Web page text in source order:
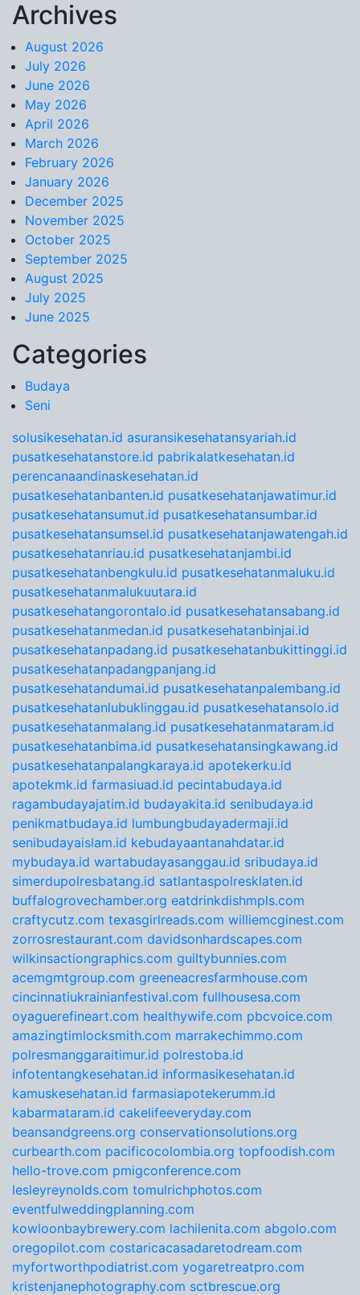
Skip to content
Archives
August 2026
July 2026
June 2026
May 2026
April 2026
March 2026
February 2026
January 2026
December 2025
November 2025
October 2025
September 2025
August 2025
July 2025
June 2025
Categories
Budaya
Seni
solusikesehatan.id asuransikesehatansyariah.id
pusatkesehatanstore.id pabrikalatkesehatan.id
perencanaandinaskesehatan.id
pusatkesehatanbanten.id pusatkesehatanjawatimur.id
pusatkesehatansumut.id pusatkesehatansumbar.id
pusatkesehatansumsel.id pusatkesehatanjawatengah.id
pusatkesehatanriau.id pusatkesehatanjambi.id
pusatkesehatanbengkulu.id pusatkesehatanmaluku.id
pusatkesehatanmalukuutara.id
pusatkesehatangorontalo.id pusatkesehatansabang.id
pusatkesehatanmedan.id pusatkesehatanbinjai.id
pusatkesehatanpadang.id pusatkesehatanbukittinggi.id
pusatkesehatanpadangpanjang.id
pusatkesehatandumai.id pusatkesehatanpalembang.id
pusatkesehatanlubuklinggau.id pusatkesehatansolo.id
pusatkesehatanmalang.id pusatkesehatanmataram.id
pusatkesehatanbima.id pusatkesehatansingkawang.id
pusatkesehatanpalangkaraya.id apotekerku.id
apotekmk.id farmasiuad.id pecintabudaya.id
ragambudayajatim.id budayakita.id senibudaya.id
penikmatbudaya.id lumbungbudayadermaji.id
senibudayaislam.id kebudayaantanahdatar.id
mybudaya.id wartabudayasanggau.id sribudaya.id
simerdupolresbatang.id satlantaspolresklaten.id
buffalogrovechamber.org eatdrinkdishmpls.com
craftycutz.com texasgirlreads.com williemcginest.com
zorrosrestaurant.com davidsonhardscapes.com
wilkinsactiongraphics.com guiltybunnies.com
acemgmtgroup.com greeneacresfarmhouse.com
cincinnatiukrainianfestival.com fullhousesa.com
oyaguerefineart.com healthywife.com pbcvoice.com
amazingtimlocksmith.com marrakechimmo.com
polresmanggaraitimur.id polrestoba.id
infotentangkesehatan.id informasikesehatan.id
kamuskesehatan.id farmasiapotekerumm.id
kabarmataram.id cakelifeeveryday.com
beansandgreens.org conservationsolutions.org
curbearth.com pacificocolombia.org topfoodish.com
hello-trove.com pmigconference.com
lesleyreynolds.com tomulrichphotos.com
eventfulweddingplanning.com
kowloonbaybrewery.com lachilenita.com abgolo.com
oregopilot.com costaricacasadaretodream.com
myfortworthpodiatrist.com yogaretreatpro.com
kristenjanephotography.com sctbrescue.org